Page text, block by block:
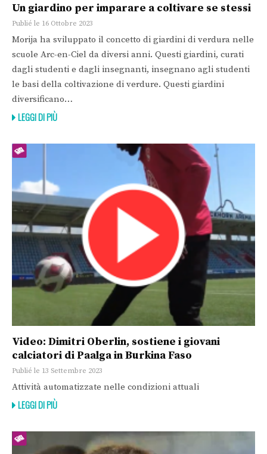
Un giardino per imparare a coltivare se stessi
Publié le 16 Ottobre 2023
Morija ha sviluppato il concetto di giardini di verdura nelle
scuole Arc-en-Ciel da diversi anni. Questi giardini, curati
dagli studenti e dagli insegnanti, insegnano agli studenti
le basi della coltivazione di verdure. Questi giardini
diversificano…
LEGGI DI PIÙ
Video: Dimitri Oberlin, sostiene i giovani
calciatori di Paalga in Burkina Faso
Publié le 13 Settembre 2023
Attività automatizzate nelle condizioni attuali
LEGGI DI PIÙ